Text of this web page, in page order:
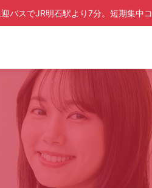
バスでJR明石駅より7分。短期集中